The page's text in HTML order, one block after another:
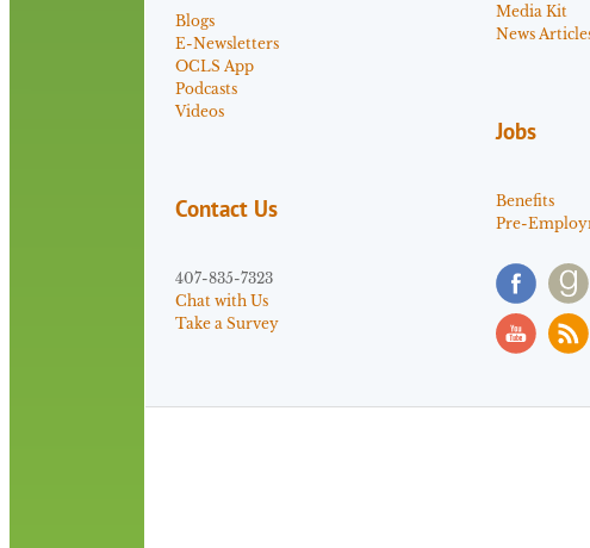
Blogs
E-Newsletters
OCLS App
Podcasts
Videos
Contact Us
407-835-7323
Chat with Us
Take a Survey
Media Kit
News
Jobs
Benefits
Pre-